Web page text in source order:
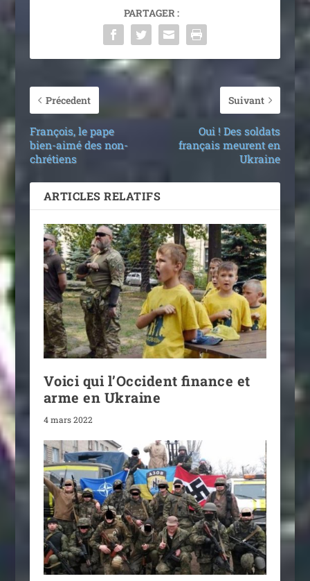
PARTAGER :
Précedent
François, le pape
bien-aimé des non-
chrétiens
Suivant
Oui ! Des soldats
français meurent en
Ukraine
ARTICLES RELATIFS
Voici qui l’Occident finance et
arme en Ukraine
4 mars 2022